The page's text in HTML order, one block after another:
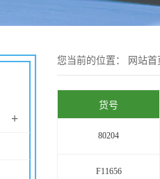
+
您当前的位置： 网站首
货号
80204
F11656